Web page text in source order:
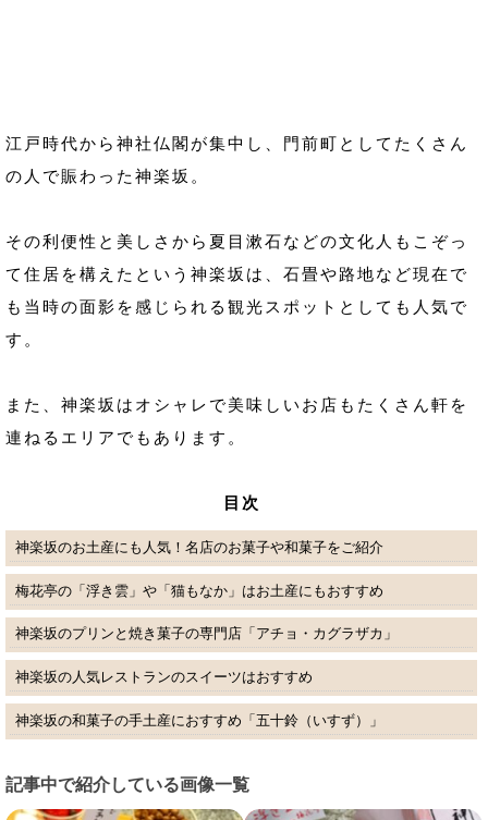
江戸時代から神社仏閣が集中し、門前町としてたくさん
の人で賑わった神楽坂。
その利便性と美しさから夏目漱石などの文化人もこぞっ
て住居を構えたという神楽坂は、石畳や路地など現在で
も当時の面影を感じられる観光スポットとしても人気で
す。
また、神楽坂はオシャレで美味しいお店もたくさん軒を
連ねるエリアでもあります。
目次
神楽坂のお土産にも人気！名店のお菓子や和菓子をご紹介
梅花亭の「浮き雲」や「猫もなか」はお土産にもおすすめ
神楽坂のプリンと焼き菓子の専門店「アチョ・カグラザカ」
神楽坂の人気レストランのスイーツはおすすめ
神楽坂の和菓子の手土産におすすめ「五十鈴（いすず）」
記事中で紹介している画像一覧